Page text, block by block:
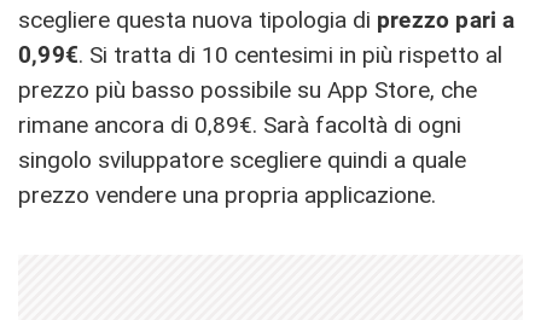
scegliere questa nuova tipologia di prezzo pari a
0,99€. Si tratta di 10 centesimi in più rispetto al
prezzo più basso possibile su App Store, che
rimane ancora di 0,89€. Sarà facoltà di ogni
singolo sviluppatore scegliere quindi a quale
prezzo vendere una propria applicazione.